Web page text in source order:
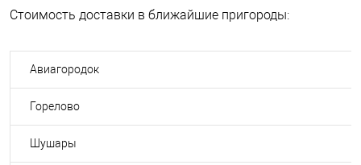
Стоимость доставки в ближайшие пригороды:
Авиагородок
Горелово
Шушары